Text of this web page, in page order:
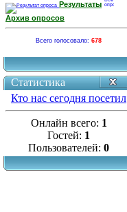
Результаты
Архив опросов
Всего голосовало: 678
Статистика
Кто нас сегодня посетил
Онлайн всего: 1
Гостей: 1
Пользователей: 0